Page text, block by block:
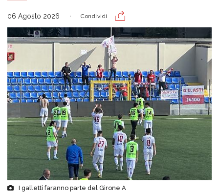
06 Agosto 2026 Condividi
I galletti faranno parte del Girone A